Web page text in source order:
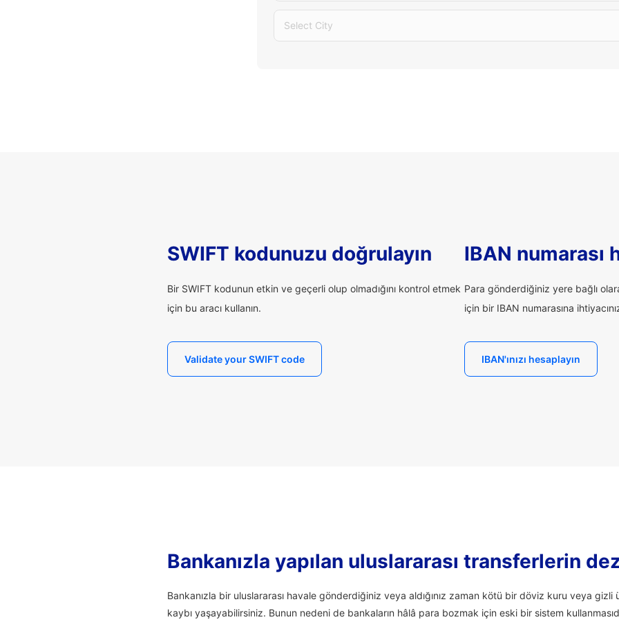
Select City
SWIFT kodunuzu doğrulayın
Bir SWIFT kodunun etkin ve geçerli olup olmadığını kontrol etmek
için bu aracı kullanın.
Validate your SWIFT code
IBAN numarası
Para gönderdiğiniz yere bağlı
için bir IBAN numarasına
IBAN'ınızı hesaplayın
Bankanızla yapılan uluslararası transferlerin
Bankanızla bir uluslararası havale gönderdiğiniz veya aldığınız zaman kötü bir döviz kuru veya
kaybı yaşayabilirsiniz. Bunun nedeni de bankaların hâlâ para bozmak için eski bir sistem